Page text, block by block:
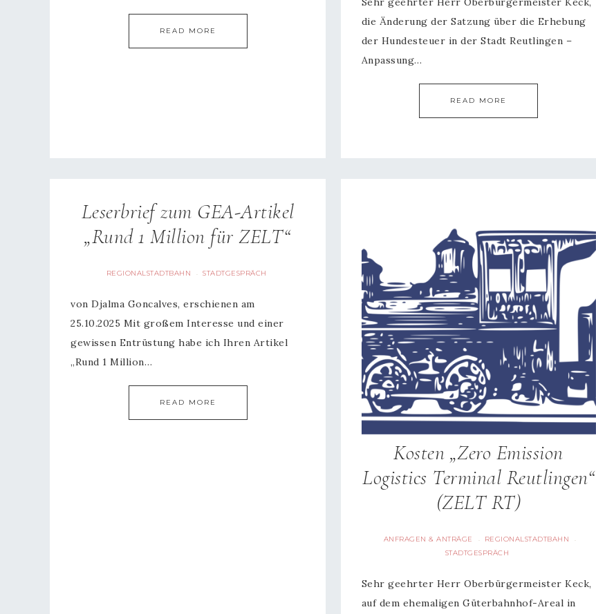
READ MORE
die Änderung der Satzung über die Erhebung
der Hundesteuer in der Stadt Reutlingen –
Anpassung…
READ MORE
Leserbrief zum GEA-Artikel
„Rund 1 Million für ZELT“
REGIONALSTADTBAHN · STADTGESPRÄCH
von Djalma Goncalves, erschienen am
25.10.2025 Mit großem Interesse und einer
gewissen Entrüstung habe ich Ihren Artikel
„Rund 1 Million…
READ MORE
Kosten „Zero Emission
Logistics Terminal Reutlingen“
(ZELT RT)
ANFRAGEN & ANTRÄGE · REGIONALSTADTBAHN ·
STADTGESPRÄCH
Sehr geehrter Herr Oberbürgermeister Keck,
auf dem ehemaligen Güterbahnhof-Areal in